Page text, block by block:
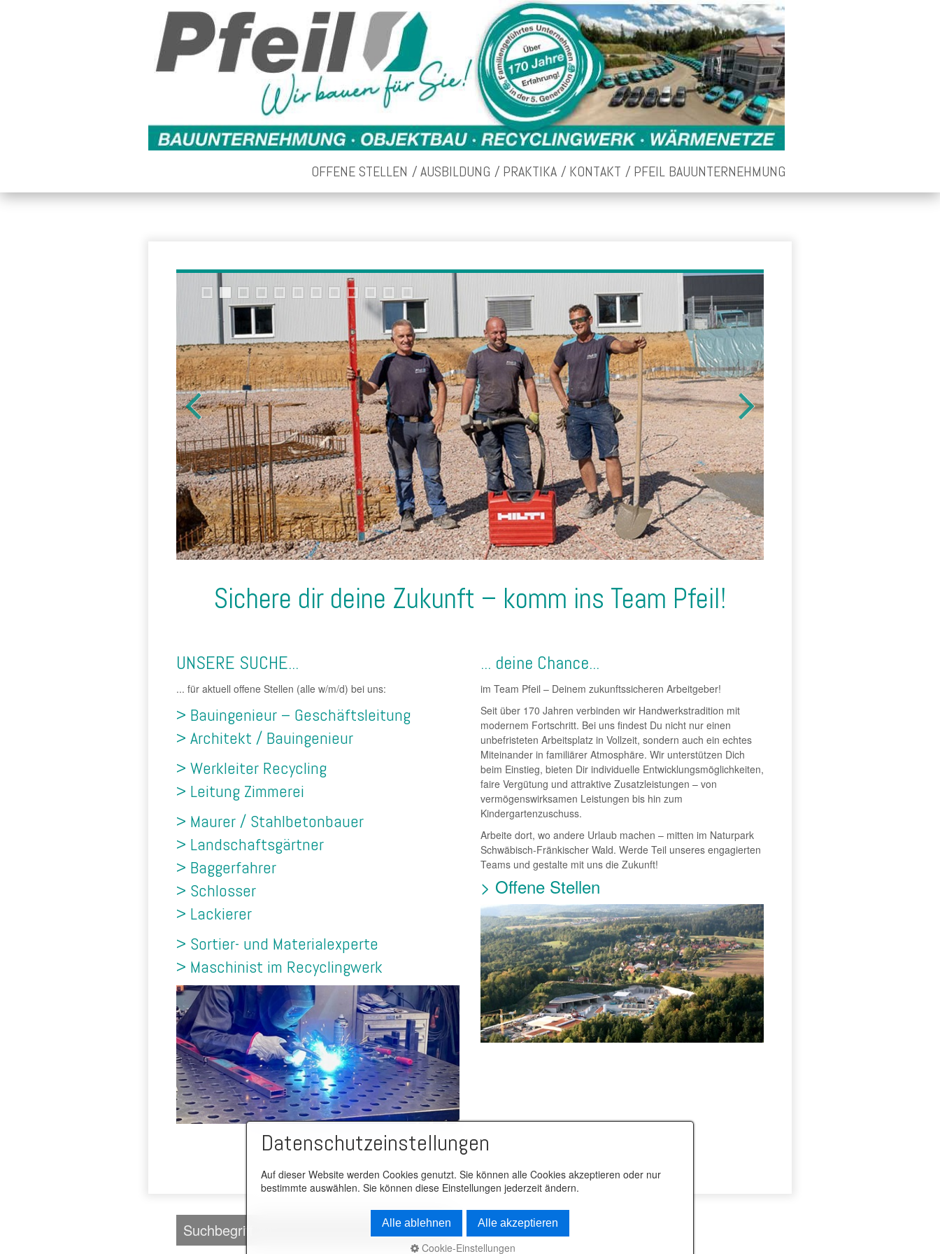
OFFENE STELLEN AUSBILDUNG PRAKTIKA KONTAKT PFEIL BAUUNTERNEHMUNG
Sichere dir deine Zukunft – komm ins Team Pfeil!
UNSERE SUCHE...
... für aktuell offene Stellen (alle w/m/d) bei uns:
> Bauingenieur – Geschäftsleitung
> Architekt / Bauingenieur
> Werkleiter Recycling
> Leitung Zimmerei
> Maurer / Stahlbetonbauer
> Landschaftsgärtner
> Baggerfahrer
> Schlosser
> Lackierer
> Sortier- und Materialexperte
> Maschinist im Recyclingwerk
... deine Chance...
im Team Pfeil – Deinem zukunftssicheren Arbeitgeber!
Seit über 170 Jahren verbinden wir Handwerkstradition mit
modernem Fortschritt. Bei uns findest Du nicht nur einen
unbefristeten Arbeitsplatz in Vollzeit, sondern auch ein echtes
Miteinander in familiärer Atmosphäre. Wir unterstützen Dich
beim Einstieg, bieten Dir individuelle Entwicklungsmöglichkeiten,
faire Vergütung und attraktive Zusatzleistungen – von
vermögenswirksamen Leistungen bis hin zum
Kindergartenzuschuss.
Arbeite dort, wo andere Urlaub machen – mitten im Naturpark
Schwäbisch-Fränkischer Wald. Werde Teil unseres engagierten
Teams und gestalte mit uns die Zukunft!
> Offene Stellen
Datenschutzeinstellungen
Auf dieser Website werden Cookies genutzt. Sie können alle Cookies akzeptieren oder nur
bestimmte auswählen. Sie können diese Einstellungen jederzeit ändern.
Alle ablehnen Alle akzeptieren
Cookie-Einstellungen